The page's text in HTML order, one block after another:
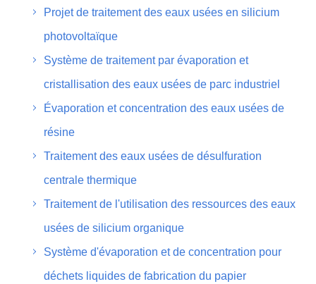
Projet de traitement des eaux usées en silicium
photovoltaïque
Système de traitement par évaporation et
cristallisation des eaux usées de parc industriel
Évaporation et concentration des eaux usées de
résine
Traitement des eaux usées de désulfuration
centrale thermique
Traitement de l'utilisation des ressources des eaux
usées de silicium organique
Système d'évaporation et de concentration pour
déchets liquides de fabrication du papier